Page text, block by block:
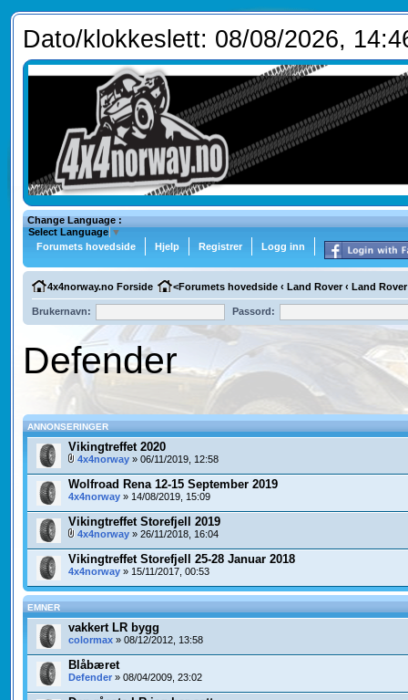
Dato/klokkeslett: 08/08/2026,
Change Language :
Select Language ▼
Forumets hovedside
Hjelp Registrer Logg inn
4x4norway.no Forside <Forumets hovedside ‹ Land Rover ‹ Land Rover
Brukernavn: Passord:
Defender
ANNONSERINGER
Vikingtreffet 2020
4x4norway» 06/11/2019, 12:58
Wolfroad Rena 12-15 September 2019
4x4norway» 14/08/2019, 15:09
Vikingtreffet Storefjell 2019
4x4norway» 26/11/2018, 16:04
Vikingtreffet Storefjell 25-28 Januar 2018
4x4norway» 15/11/2017, 00:53
EMNER
vakkert LR bygg
colormax» 08/12/2012, 13:58
Blåbæret
Defender» 08/04/2009, 23:02